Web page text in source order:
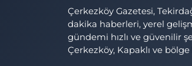
Çerkezköy Gazetesi,
dakika haberleri, yerel
gündemi hızlı ve güvenilir
Çerkezköy, Kapaklı ve